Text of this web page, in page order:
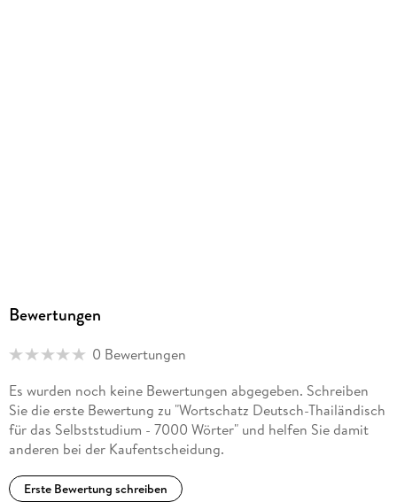
Bewertungen
0 Bewertungen
Es wurden noch keine Bewertungen abgegeben. Schreiben
Sie die erste Bewertung zu "Wortschatz Deutsch-Thailändisch
für das Selbststudium - 7000 Wörter" und helfen Sie damit
anderen bei der Kaufentscheidung.
Erste Bewertung schreiben